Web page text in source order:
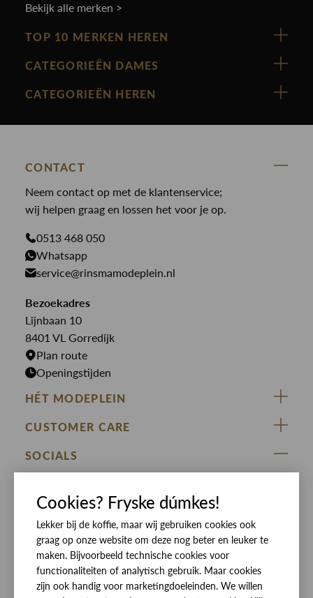
Bekijk alle merken >
TOP 10 MERKEN HEREN
Vanguard
Cast Iron
Paul en Shark
Genti
PME Legend
Butcher of Blue
Bekijk alle merken >
CATEGORIEËN DAMES
Nieuw binnen
Blouses
Broeken
Gilets
Jassen
Jeans
Jumpsuits
Jurken
Rokken
CATEGORIEËN HEREN
Broeken
Colberts
Giftcards
Jassen
Overhemden
Truien
T-shirts
CONTACT
Neem contact op met de klantenservice;
wij helpen graag en lossen het voor je op.
0513 468 050
Whatsapp
service@rinsmamodeplein.nl
Bezoekadres
Lijnbaan 10
8401 VL Gorredijk
Plan route
Openingstijden
HÉT MODEPLEIN
ZIJ VAN RINSMA
DE HEEREN VAN RINSMA
RINSMA.CONCEPTS
Eten en drinken
Openingstijden
Werken bij RINSMA
CUSTOMER CARE
Veelgestelde vragen
Betaalmethoden
Bezorgen
Contact
Reviews
SOCIALS
Cookies? Fryske dúmkes!
Lekker bij de koffie, maar wij gebruiken cookies ook
graag op onze website om deze nog beter en leuker te
maken. Bijvoorbeeld technische cookies voor
functionaliteiten of analytisch gebruik. Maar cookies
zijn ook handig voor marketingdoeleinden. We willen